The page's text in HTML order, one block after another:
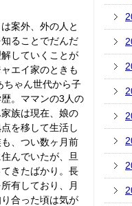
案外、外の人と
ることでだんだ
していくことが
エイ家のときも
ちゃん世代から子
。ママンの3人の
族は現在、娘の
を移して生活し
、つい数ヶ月前
んでいたが、旦
きたばかり。長
有しており、月
合った頃は気が